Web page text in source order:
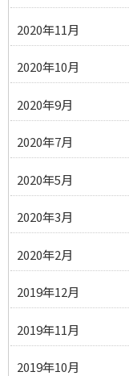
2020年11月
2020年10月
2020年9月
2020年7月
2020年5月
2020年3月
2020年2月
2019年12月
2019年11月
2019年10月